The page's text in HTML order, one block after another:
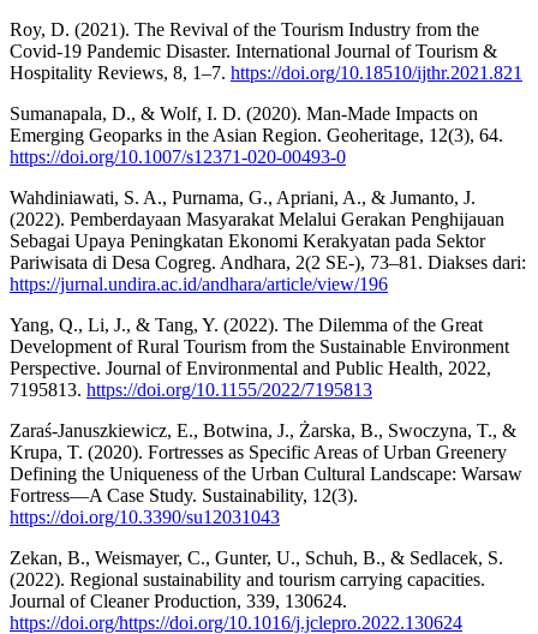
Roy, D. (2021). The Revival of the Tourism Industry from the
Covid-19 Pandemic Disaster. International Journal of Tourism &
Hospitality Reviews, 8, 1–7. https://doi.org/10.18510/ijthr.2021.821
Sumanapala, D., & Wolf, I. D. (2020). Man-Made Impacts on
Emerging Geoparks in the Asian Region. Geoheritage, 12(3), 64.
https://doi.org/10.1007/s12371-020-00493-0
Wahdiniawati, S. A., Purnama, G., Apriani, A., & Jumanto, J.
(2022). Pemberdayaan Masyarakat Melalui Gerakan Penghijauan
Sebagai Upaya Peningkatan Ekonomi Kerakyatan pada Sektor
Pariwisata di Desa Cogreg. Andhara, 2(2 SE-), 73–81. Diakses dari:
https://jurnal.undira.ac.id/andhara/article/view/196
Yang, Q., Li, J., & Tang, Y. (2022). The Dilemma of the Great
Development of Rural Tourism from the Sustainable Environment
Perspective. Journal of Environmental and Public Health, 2022,
7195813. https://doi.org/10.1155/2022/7195813
Zaraś-Januszkiewicz, E., Botwina, J., Żarska, B., Swoczyna, T., &
Krupa, T. (2020). Fortresses as Specific Areas of Urban Greenery
Defining the Uniqueness of the Urban Cultural Landscape: Warsaw
Fortress—A Case Study. Sustainability, 12(3).
https://doi.org/10.3390/su12031043
Zekan, B., Weismayer, C., Gunter, U., Schuh, B., & Sedlacek, S.
(2022). Regional sustainability and tourism carrying capacities.
Journal of Cleaner Production, 339, 130624.
https://doi.org/https://doi.org/10.1016/j.jclepro.2022.130624